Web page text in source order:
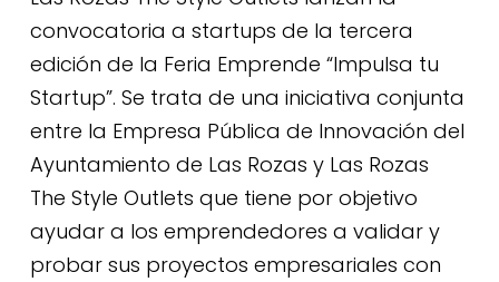
convocatoria a startups de la tercera
edición de la Feria Emprende “Impulsa tu
Startup”. Se trata de una iniciativa conjunta
entre la Empresa Pública de Innovación del
Ayuntamiento de Las Rozas y Las Rozas
The Style Outlets que tiene por objetivo
ayudar a los emprendedores a validar y
probar sus proyectos empresariales con